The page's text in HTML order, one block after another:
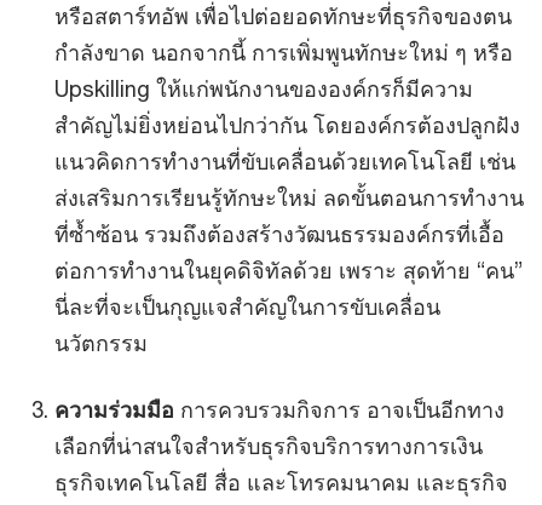
หรือสตาร์ทอัพ เพื่อไปต่อยอดทักษะที่ธุรกิจของตน
กำลังขาด นอกจากนี้ การเพิ่มพูนทักษะใหม่ ๆ หรือ
Upskilling ให้แก่พนักงานขององค์กรก็มีความ
สำคัญไม่ยิ่งหย่อนไปกว่ากัน โดยองค์กรต้องปลูกฝัง
แนวคิดการทำงานที่ขับเคลื่อนด้วยเทคโนโลยี เช่น
ส่งเสริมการเรียนรู้ทักษะใหม่ ลดขั้นตอนการทำงาน
ที่ซ้ำซ้อน รวมถึงต้องสร้างวัฒนธรรมองค์กรที่เอื้อ
ต่อการทำงานในยุคดิจิทัลด้วย เพราะ สุดท้าย “คน”
นี่ละที่จะเป็นกุญแจสำคัญในการขับเคลื่อน
นวัตกรรม
ความร่วมมือ การควบรวมกิจการ อาจเป็นอีกทาง
เลือกที่น่าสนใจสำหรับธุรกิจบริการทางการเงิน
ธุรกิจเทคโนโลยี สื่อ และโทรคมนาคม และธุรกิจ